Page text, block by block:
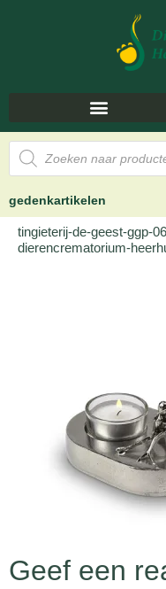
gedenkartikelen
tingieterij-de-geest-ggp-
dierencrematorium-
Geef een